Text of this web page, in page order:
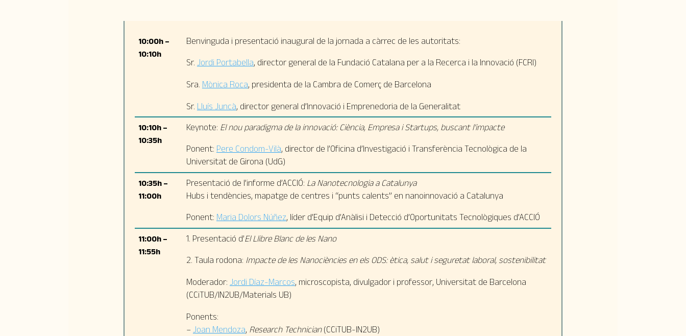
10:00h –
10:10h
Benvinguda i presentació inaugural de la jornada a càrrec de les autoritats:
Sr. Jordi Portabella, director general de la Fundació Catalana per a la Recerca i la Innovació (FCRI)
Sra. Mònica Roca, presidenta de la Cambra de Comerç de Barcelona
Sr. Lluís Juncà, director general d’Innovació i Emprenedoria de la Generalitat
10:10h –
10:35h
Keynote: El nou paradigma de la innovació: Ciència, Empresa i Startups, buscant l’impacte
Ponent: Pere Condom-Vilà, director de l’Oficina d’Investigació i Transferència Tecnològica de la
Universitat de Girona (UdG)
10:35h –
11:00h
Presentació de l’informe d’ACCIÓ: La Nanotecnologia a Catalunya
Hubs i tendències, mapatge de centres i “punts calents” en nanoinnovació a Catalunya
Ponent: Maria Dolors Núñez, líder d’Equip d’Anàlisi i Detecció d’Oportunitats Tecnològiques d’ACCIÓ
11:00h –
11:55h
1. Presentació d’El Llibre Blanc de les Nano
2. Taula rodona: Impacte de les Nanociències en els ODS: ètica, salut i seguretat laboral, sostenibilitat
Moderador: Jordi Díaz-Marcos, microscopista, divulgador i professor, Universitat de Barcelona
(CCiTUB/IN2UB/Materials UB)
Ponents:
– Joan Mendoza, Research Technician (CCiTUB-IN2UB)